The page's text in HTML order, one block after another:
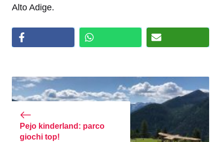
Alto Adige.
Pejo kinderland: parco
giochi top!